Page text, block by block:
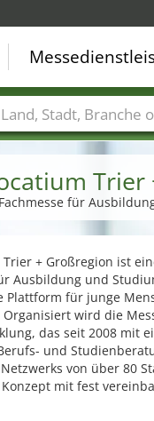
Trier
für
Trier + Großregion ist
Ausbildung und
Plattform für junge
wird die
das seit 2008 mit
und
von über 80
mit fest
Städte Branchen